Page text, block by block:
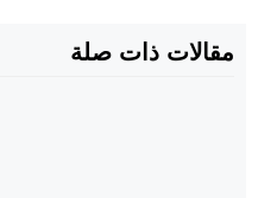
مقالات ذات صلة